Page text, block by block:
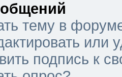
тему в
или
подпись к